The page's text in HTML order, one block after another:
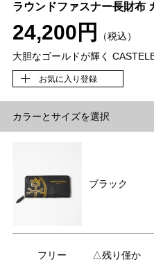
ラウンドファスナー長財布
24,200円
（税込）
大胆なゴールドが輝く
お気に入り登録
カラーとサイズを選択
ブラック
フリー △残り僅か